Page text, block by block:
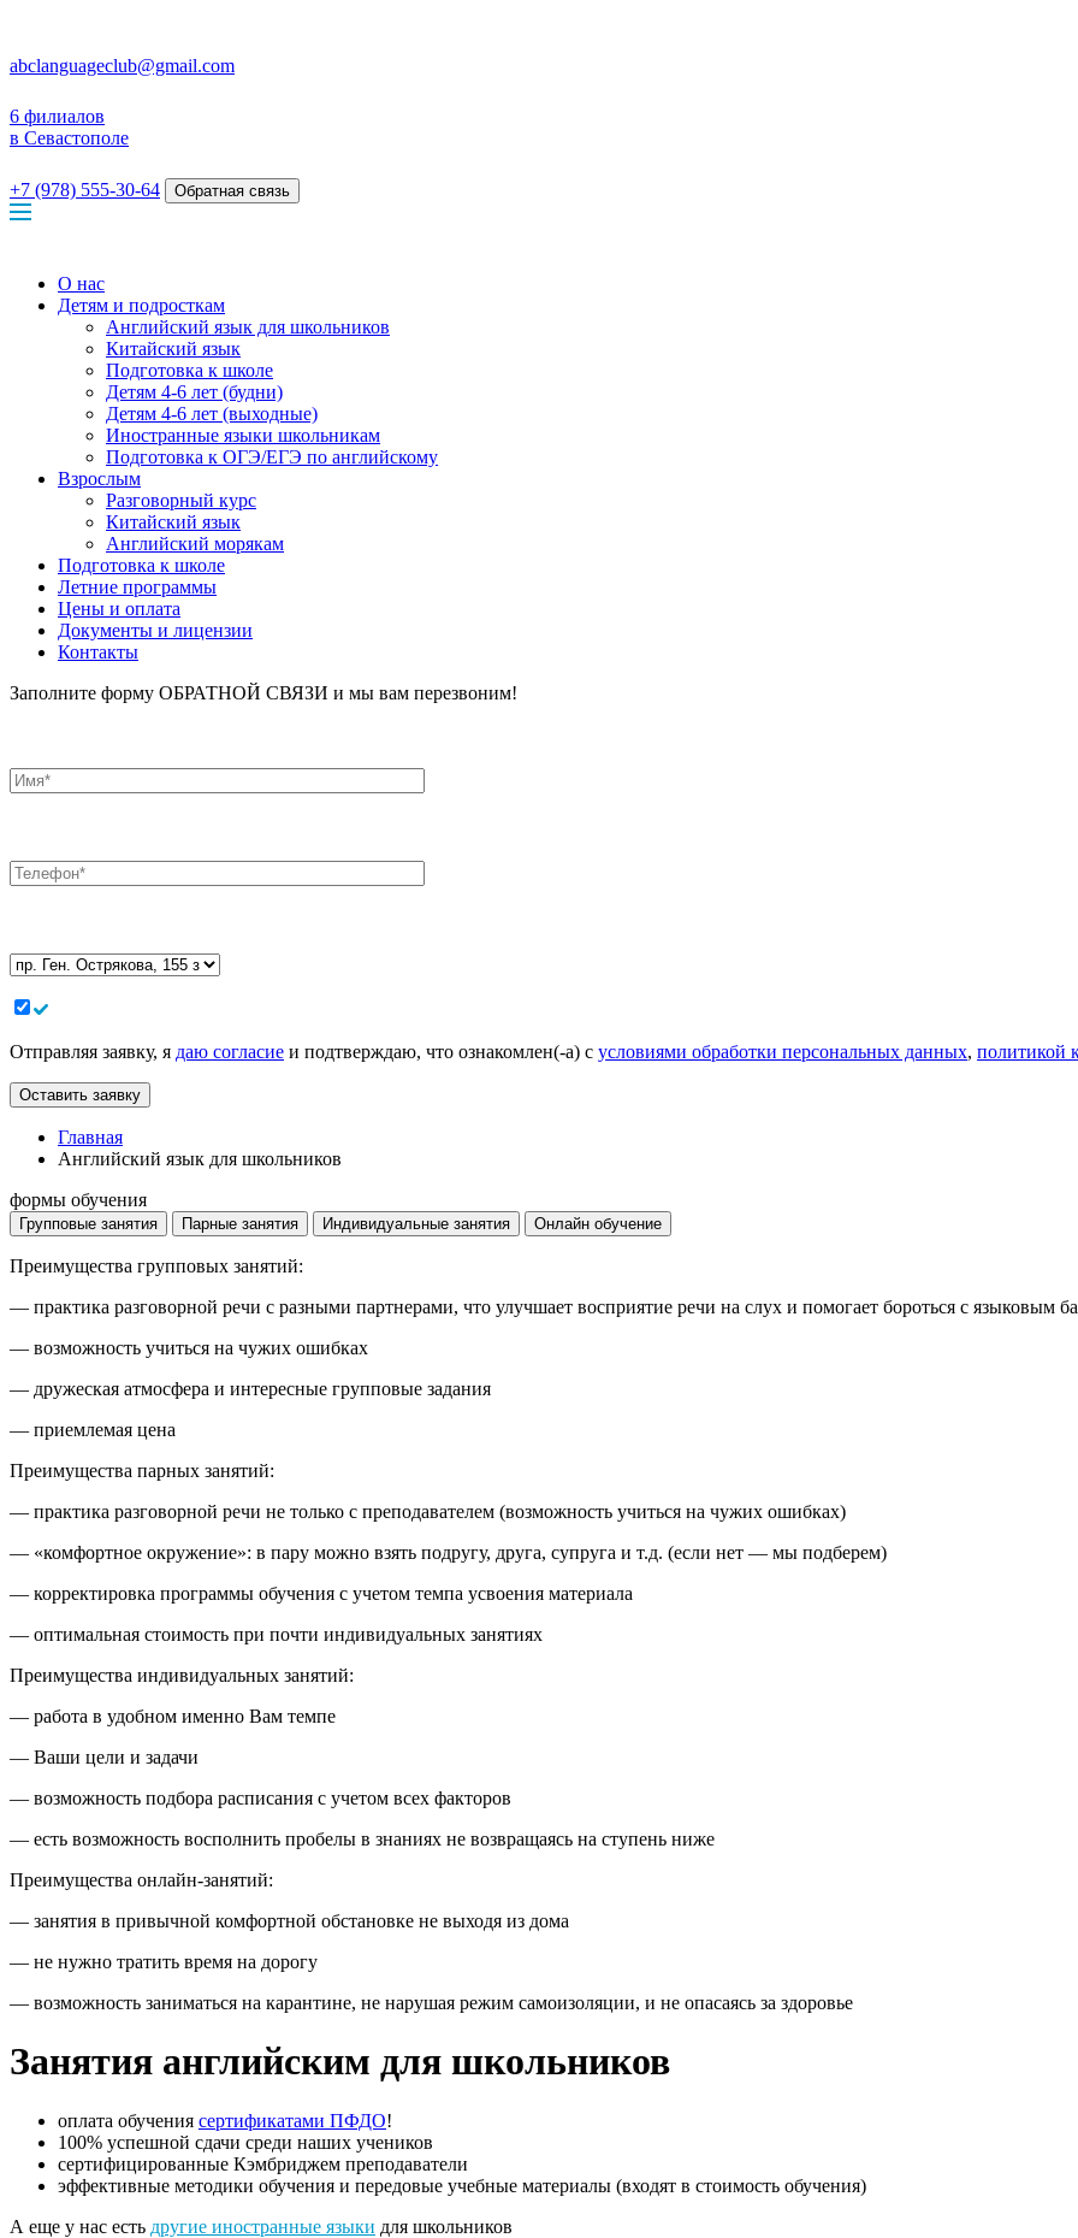
abclanguageclub@gmail.com
6 филиалов
в Севастополе
+7 (978) 555-30-64 Обратная связь
О нас
Детям и подросткам
Английский язык для школьников
Китайский язык
Подготовка к школе
Детям 4-6 лет (будни)
Детям 4-6 лет (выходные)
Иностранные языки школьникам
Подготовка к ОГЭ/ЕГЭ по английскому
Взрослым
Разговорный курс
Китайский язык
Английский морякам
Подготовка к школе
Летние программы
Цены и оплата
Документы и лицензии
Контакты
Заполните форму ОБРАТНОЙ СВЯЗИ и мы вам перезвоним!
Отправляя заявку, я даю согласие и подтверждаю, что ознакомлен(-а) с условиями обработки персональных данных, политикой
Главная
Английский язык для школьников
формы обучения
Групповые занятия Парные занятия Индивидуальные занятия Онлайн обучение
Преимущества групповых занятий:
— практика разговорной речи с разными партнерами, что улучшает восприятие речи на слух и помогает бороться с языковым
— возможность учиться на чужих ошибках
— дружеская атмосфера и интересные групповые задания
— приемлемая цена
Преимущества парных занятий:
— практика разговорной речи не только с преподавателем (возможность учиться на чужих ошибках)
— «комфортное окружение»: в пару можно взять подругу, друга, супруга и т.д. (если нет — мы подберем)
— корректировка программы обучения с учетом темпа усвоения материала
— оптимальная стоимость при почти индивидуальных занятиях
Преимущества индивидуальных занятий:
— работа в удобном именно Вам темпе
— Ваши цели и задачи
— возможность подбора расписания с учетом всех факторов
— есть возможность восполнить пробелы в знаниях не возвращаясь на ступень ниже
Преимущества онлайн-занятий:
— занятия в привычной комфортной обстановке не выходя из дома
— не нужно тратить время на дорогу
— возможность заниматься на карантине, не нарушая режим самоизоляции, и не опасаясь за здоровье
Занятия английским для школьников
оплата обучения сертификатами ПФДО!
100% успешной сдачи среди наших учеников
сертифицированные Кэмбриджем преподаватели
эффективные методики обучения и передовые учебные материалы (входят в стоимость обучения)
А еще у нас есть другие иностранные языки для школьников